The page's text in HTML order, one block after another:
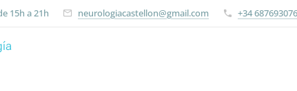
15h a 21h neurologiacastellon@gmail.com +34 687693076